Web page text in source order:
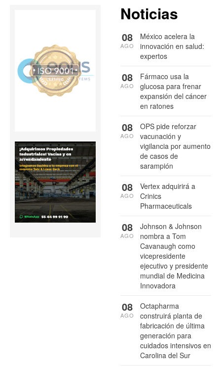
Noticias
México acelera la
innovación en salud:
expertos
08
AGO
Fármaco usa la
glucosa para frenar
expansión del cáncer
en ratones
08
AGO
OPS pide reforzar
vacunación y
vigilancia por aumento
de casos de
sarampión
08
AGO
Vertex adquirirá a
Crinics
Pharmaceuticals
08
AGO
Johnson & Johnson
nombra a Tom
Cavanaugh como
vicepresidente
ejecutivo y presidente
mundial de Medicina
Innovadora
08
AGO
Octapharma
construirá planta de
fabricación de última
generación para
cuidados intensivos en
Carolina del Sur
08
AGO